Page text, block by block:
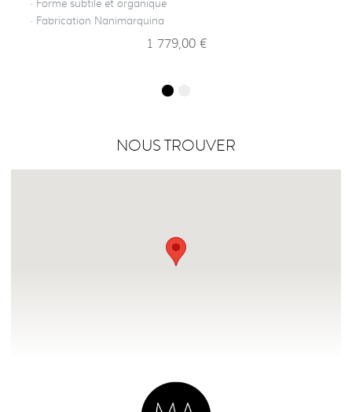
· Forme subtile et organique
· Fabrication Nanimarquina
1 779,00 €
NOUS TROUVER